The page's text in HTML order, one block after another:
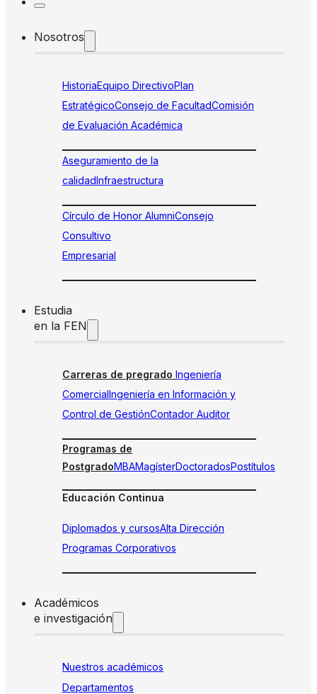
Nosotros
HistoriaEquipo DirectivoPlan
EstratégicoConsejo de FacultadComisión
de Evaluación Académica
Aseguramiento de la
calidadInfraestructura
Círculo de Honor AlumniConsejo
Consultivo
Empresarial
Estudia
en la FEN
Carreras de pregrado Ingeniería
ComercialIngeniería en Información y
Control de GestiónContador Auditor
Programas de
PostgradoMBAMagísterDoctoradosPostítulos
Educación Continua
Diplomados y cursosAlta Dirección
Programas Corporativos
Académicos
e investigación
Nuestros académicos
Departamentos